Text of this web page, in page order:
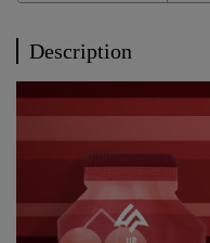
Description